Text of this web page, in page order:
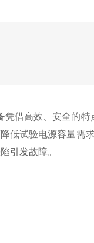
凭借高效、安全的特
低试验电源容量需
引发故障。